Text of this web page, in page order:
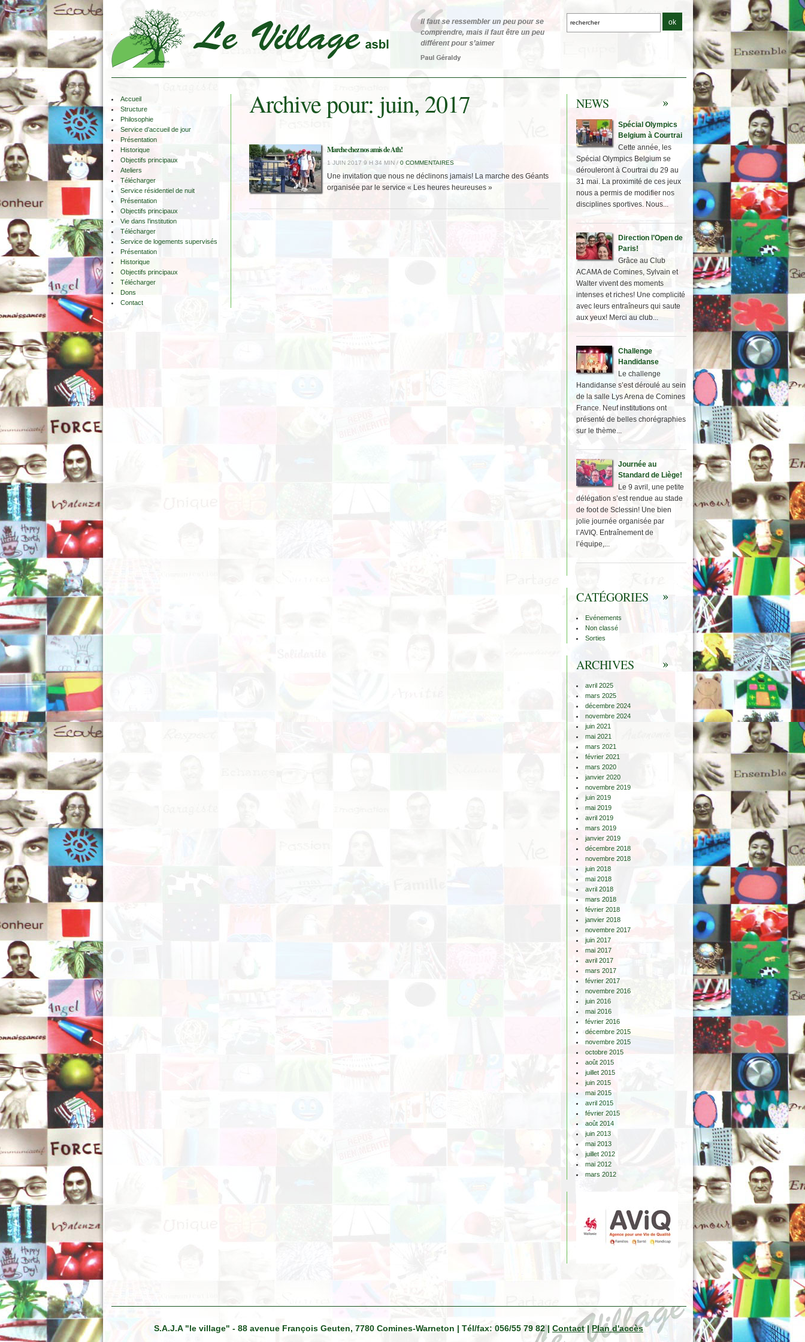
Archive pour: juin, 2017
Accueil
Structure
Philosophie
Service d’accueil de jour
Présentation
Historique
Objectifs principaux
Ateliers
Télécharger
Service résidentiel de nuit
Présentation
Objectifs principaux
Vie dans l’institution
Télécharger
Service de logements supervisés
Présentation
Historique
Objectifs principaux
Télécharger
Dons
Contact
Marche chez nos amis de Ath!
1 JUIN 2017 9 H 34 MIN / 0 COMMENTAIRES
Une invitation que nous ne déclinons jamais! La marche des Géants
organisée par le service « Les heures heureuses »
NEWS
Spécial Olympics
Belgium à Courtrai
Cette année, les
Spécial Olympics Belgium se
dérouleront à Courtrai du 29 au
31 mai. La proximité de ces jeux
nous a permis de modifier nos
disciplines sportives. Nous...
Direction l’Open de
Paris!
Grâce au Club
ACAMA de Comines, Sylvain et
Walter vivent des moments
intenses et riches! Une complicité
avec leurs entraîneurs qui saute
aux yeux! Merci au club...
Challenge
Handidanse
Le challenge
Handidanse s’est déroulé au sein
de la salle Lys Arena de Comines
France. Neuf institutions ont
présenté de belles chorégraphies
sur le thème...
Journée au
Standard de Liège!
Le 9 avril, une petite
délégation s’est rendue au stade
de foot de Sclessin! Une bien
jolie journée organisée par
l’AVIQ. Entraînement de
l’équipe,...
CATÉGORIES
Evénements
Non classé
Sorties
ARCHIVES
avril 2025
mars 2025
décembre 2024
novembre 2024
juin 2021
mai 2021
mars 2021
février 2021
mars 2020
janvier 2020
novembre 2019
juin 2019
mai 2019
avril 2019
mars 2019
janvier 2019
décembre 2018
novembre 2018
juin 2018
mai 2018
avril 2018
mars 2018
février 2018
janvier 2018
novembre 2017
juin 2017
mai 2017
avril 2017
mars 2017
février 2017
novembre 2016
juin 2016
mai 2016
février 2016
décembre 2015
novembre 2015
octobre 2015
août 2015
juillet 2015
juin 2015
mai 2015
avril 2015
février 2015
août 2014
juin 2013
mai 2013
juillet 2012
mai 2012
mars 2012
S.A.J.A "le village" - 88 avenue François Geuten, 7780 Comines-Warneton | Tél/fax: 056/55 79 82 | Contact| Plan d'accès